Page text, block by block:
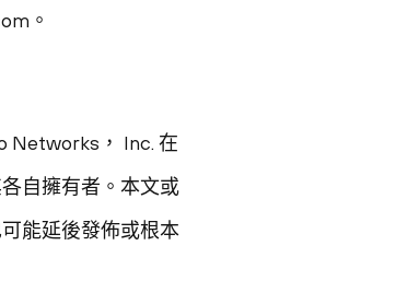
。
Networks， Inc. 在
自擁有者。本文或
能延後發佈或根本